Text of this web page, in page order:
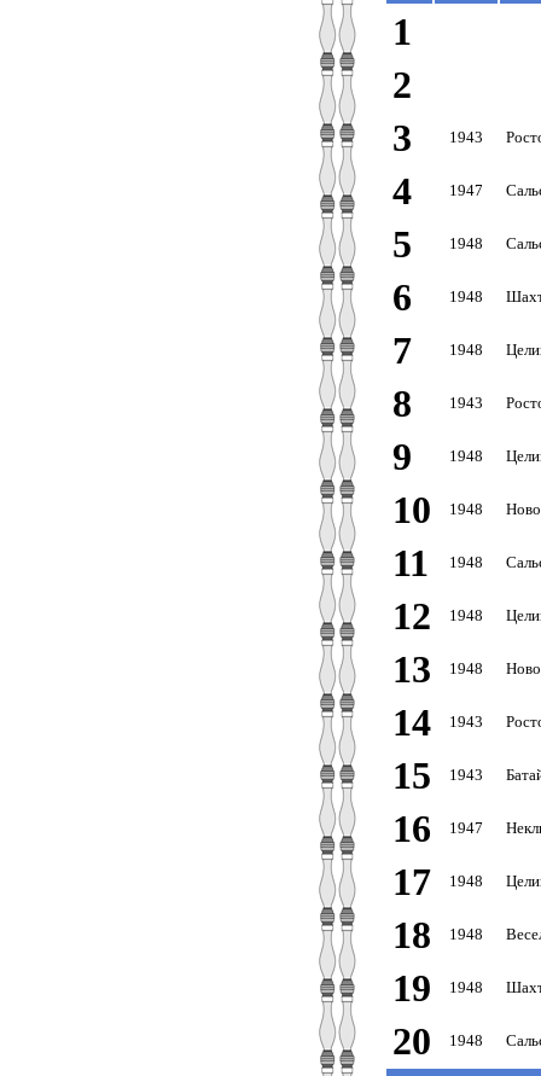
1
2
3
1943
4 1947
5 1948
6 1948
7 1948
8 1943
9 1948
10 1948
11 1948
12 1948
13 1948
14 1943
15 1943
16 1947
17 1948
18 1948
19 1948
20 1948